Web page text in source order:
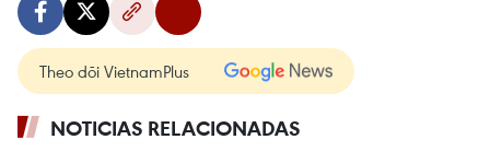
Theo dõi VietnamPlus
NOTICIAS RELACIONADAS